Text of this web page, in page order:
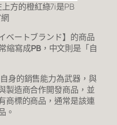
方的橙紅綠7i是PB
ベートブランド】的商品
縮寫成PB，中文則是「自
身的銷售能力為武器，與
製造商合作開發商品，並
商標的商品，通常是該連
。